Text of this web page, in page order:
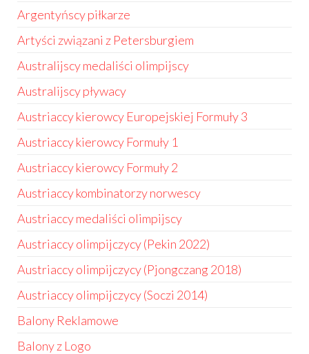
Argentyńscy piłkarze
Artyści związani z Petersburgiem
Australijscy medaliści olimpijscy
Australijscy pływacy
Austriaccy kierowcy Europejskiej Formuły 3
Austriaccy kierowcy Formuły 1
Austriaccy kierowcy Formuły 2
Austriaccy kombinatorzy norwescy
Austriaccy medaliści olimpijscy
Austriaccy olimpijczycy (Pekin 2022)
Austriaccy olimpijczycy (Pjongczang 2018)
Austriaccy olimpijczycy (Soczi 2014)
Balony Reklamowe
Balony z Logo